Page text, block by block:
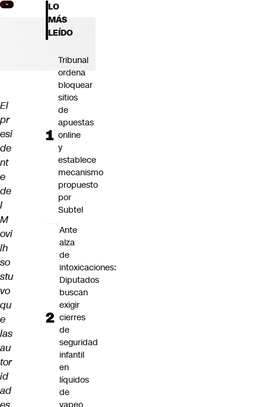
El
pr
esi
de
nt
e
de
l
M
ovi
lh
so
stu
vo
qu
e
las
au
tor
id
ad
LO
MÁS
LEÍDO
Tribunal
ordena
bloquear
sitios
de
apuestas
online
y
establece
mecanismo
propuesto
por
Subtel
Ante
alza
de
intoxicaciones:
Diputados
buscan
exigir
cierres
de
seguridad
infantil
en
líquidos
de
vapeo